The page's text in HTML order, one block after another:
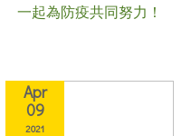
一起為防疫共同努力！
Apr
09
2021